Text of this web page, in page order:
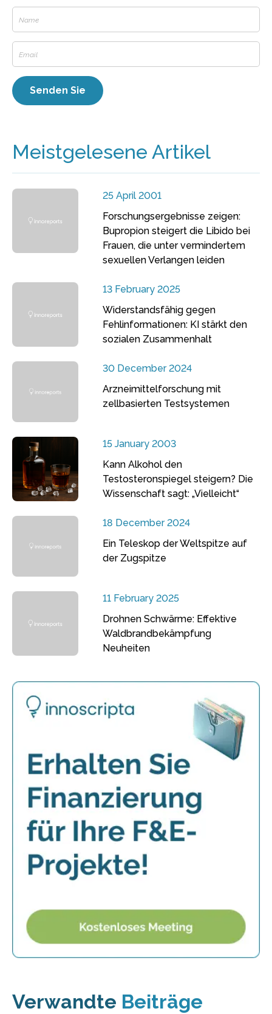
Meistgelesene Artikel
25 April 2001
Forschungsergebnisse zeigen:
Bupropion steigert die Libido bei
Frauen, die unter vermindertem
sexuellen Verlangen leiden
13 February 2025
Widerstandsfähig gegen
Fehlinformationen: KI stärkt den
sozialen Zusammenhalt
30 December 2024
Arzneimittelforschung mit
zellbasierten Testsystemen
15 January 2003
Kann Alkohol den
Testosteronspiegel steigern? Die
Wissenschaft sagt: „Vielleicht“
18 December 2024
Ein Teleskop der Weltspitze auf
der Zugspitze
11 February 2025
Drohnen Schwärme: Effektive
Waldbrandbekämpfung
Neuheiten
Verwandte Beiträge